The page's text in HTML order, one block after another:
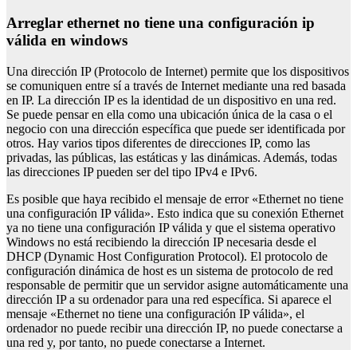
Arreglar ethernet no tiene una configuración ip
válida en windows
Una dirección IP (Protocolo de Internet) permite que los dispositivos
se comuniquen entre sí a través de Internet mediante una red basada
en IP. La dirección IP es la identidad de un dispositivo en una red.
Se puede pensar en ella como una ubicación única de la casa o el
negocio con una dirección específica que puede ser identificada por
otros. Hay varios tipos diferentes de direcciones IP, como las
privadas, las públicas, las estáticas y las dinámicas. Además, todas
las direcciones IP pueden ser del tipo IPv4 e IPv6.
Es posible que haya recibido el mensaje de error «Ethernet no tiene
una configuración IP válida». Esto indica que su conexión Ethernet
ya no tiene una configuración IP válida y que el sistema operativo
Windows no está recibiendo la dirección IP necesaria desde el
DHCP (Dynamic Host Configuration Protocol). El protocolo de
configuración dinámica de host es un sistema de protocolo de red
responsable de permitir que un servidor asigne automáticamente una
dirección IP a su ordenador para una red específica. Si aparece el
mensaje «Ethernet no tiene una configuración IP válida», el
ordenador no puede recibir una dirección IP, no puede conectarse a
una red y, por tanto, no puede conectarse a Internet.